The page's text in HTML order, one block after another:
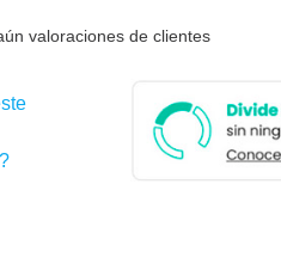
valoraciones de clientes